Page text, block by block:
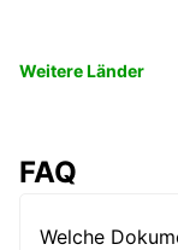
Weitere Länder
FAQ
Welche